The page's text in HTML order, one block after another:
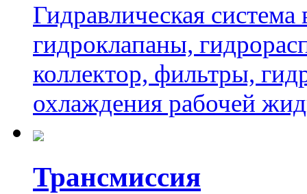
Гидравлическая
гидроклапаны,
коллектор, фильтры,
охлаждения рабочей
Трансмиссия